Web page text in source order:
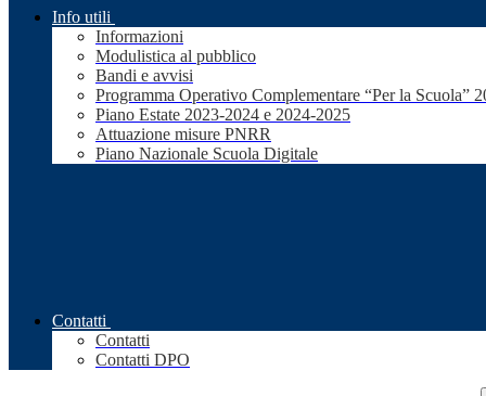
Info utili
Informazioni
Modulistica al pubblico
Bandi e avvisi
Programma Operativo Complementare “Per la Scuola”
Piano Estate 2023-2024 e 2024-2025
Attuazione misure PNRR
Piano Nazionale Scuola Digitale
Contatti
Contatti
Contatti DPO